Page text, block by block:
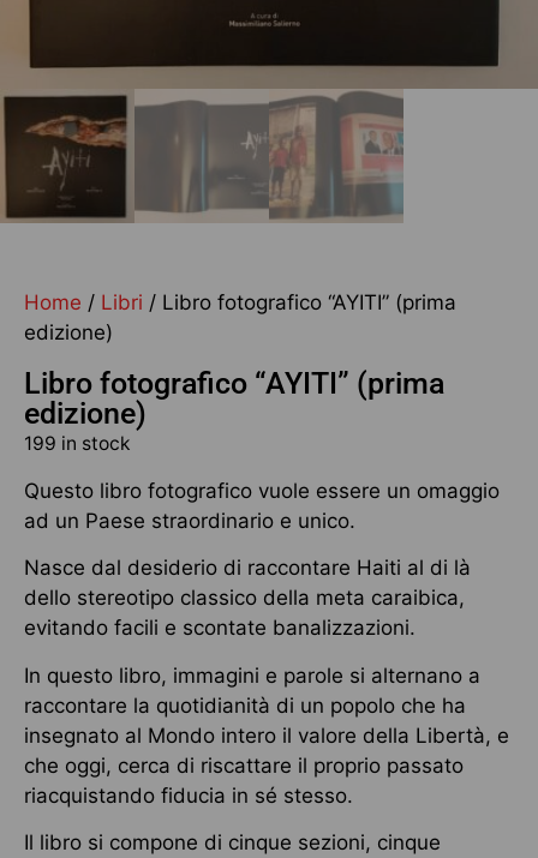
Home / Libri / Libro fotografico “AYITI” (prima
edizione)
Libro fotografico “AYITI” (prima
edizione)
199 in stock
Questo libro fotografico vuole essere un omaggio
ad un Paese straordinario e unico.
Nasce dal desiderio di raccontare Haiti al di là
dello stereotipo classico della meta caraibica,
evitando facili e scontate banalizzazioni.
In questo libro, immagini e parole si alternano a
raccontare la quotidianità di un popolo che ha
insegnato al Mondo intero il valore della Libertà, e
che oggi, cerca di riscattare il proprio passato
riacquistando fiducia in sé stesso.
Il libro si compone di cinque sezioni, cinque